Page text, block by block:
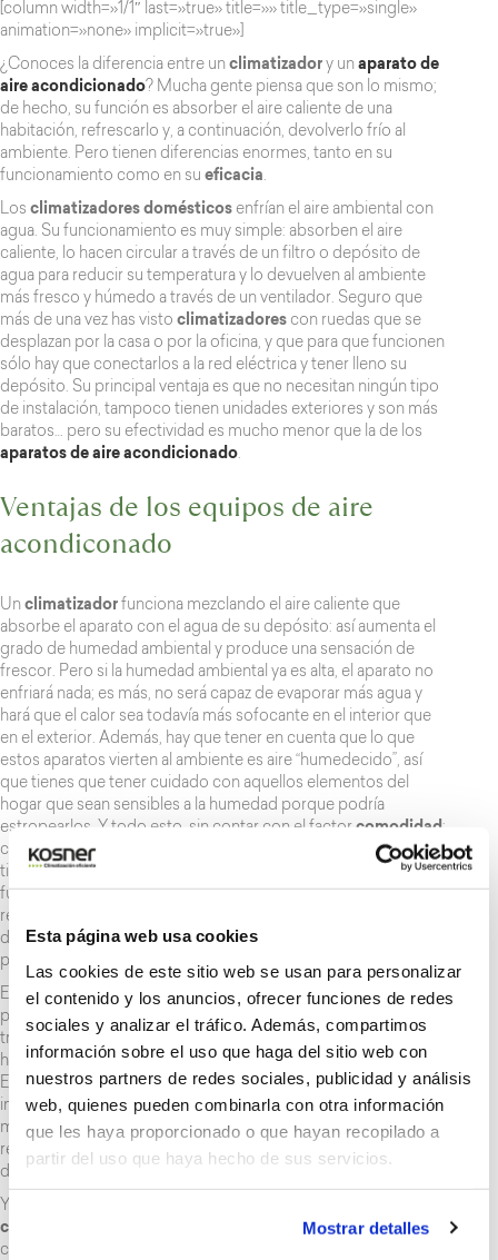
Esta página web usa cookies
Las cookies de este sitio web se usan para personalizar
el contenido y los anuncios, ofrecer funciones de redes
sociales y analizar el tráfico. Además, compartimos
información sobre el uso que haga del sitio web con
nuestros partners de redes sociales, publicidad y análisis
web, quienes pueden combinarla con otra información
que les haya proporcionado o que hayan recopilado a
partir del uso que haya hecho de sus servicios.
Mostrar detalles
[column width=»1/1″ last=»true» title=»» title_type=»single»
animation=»none» implicit=»true»]
¿Conoces la diferencia entre un climatizador y un aparato de
aire acondicionado ? Mucha gente piensa que son lo mismo;
de hecho, su función es absorber el aire caliente de una
habitación, refrescarlo y, a continuación, devolverlo frío al
ambiente. Pero tienen diferencias enormes, tanto en su
funcionamiento como en su eficacia.
Los climatizadores domésticos enfrían el aire ambiental con
agua. Su funcionamiento es muy simple: absorben el aire
caliente, lo hacen circular a través de un filtro o depósito de
agua para reducir su temperatura y lo devuelven al ambiente
más fresco y húmedo a través de un ventilador. Seguro que
más de una vez has visto climatizadores con ruedas que se
desplazan por la casa o por la oficina, y que para que funcionen
sólo hay que conectarlos a la red eléctrica y tener lleno su
depósito. Su principal ventaja es que no necesitan ningún tipo
de instalación, tampoco tienen unidades exteriores y son más
baratos… pero su efectividad es mucho menor que la de los
aparatos de aire acondicionado.
Ventajas de los equipos de aire
acondiconado
Un climatizador funciona mezclando el aire caliente que
absorbe el aparato con el agua de su depósito: así aumenta el
grado de humedad ambiental y produce una sensación de
frescor. Pero si la humedad ambiental ya es alta, el aparato no
enfriará nada; es más, no será capaz de evaporar más agua y
hará que el calor sea todavía más sofocante en el interior que
en el exterior. Además, hay que tener en cuenta que lo que
estos aparatos vierten al ambiente es aire “humedecido”, así
que tienes que tener cuidado con aquellos elementos del
hogar que sean sensibles a la humedad porque podría
estropearlos. Y todo esto, sin contar con el factor comodidad:
cada vez que el agua del depósito se evapora en este proceso
tienes que rellenarlo para que mantenga un mínimo de
funcionalidad. Y por último, como ocurre con cualquier
recipiente en el que se almacena agua, también es conveniente
desinfectar el depósito periódicamente para evitar la
proliferación de bacterias.
En cambio, los equipos de aire acondicionadode Kosner son
plenamente funcionales en cualquier ambiente. Da igual que
trabajes o vivas en un clima húmedo o seco: el aparato siempre
hará su trabajo y enfriará el ambiente a la temperatura que elijas.
Es cierto que estossistemas de climatizaciónrequieren cierta
instalación, pero el grado de confort que proporcionan es
máximo y el mantenimiento, mínimo: únicamente tienes que
revisar los filtros una vez al mes para que, además de disfrutar
de aire frío y caliente, lo recibas filtrado y limpio.
Y ahora que ya tenemos clara la diferencia entre un
climatizador
en el hogar, una
curiosidad: ¿Sabes qué diferencia hay entre el climatizador y el